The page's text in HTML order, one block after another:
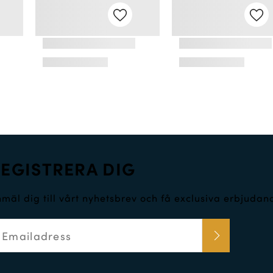
DIG
dig till vårt nyhetsbrev och få exclusiva